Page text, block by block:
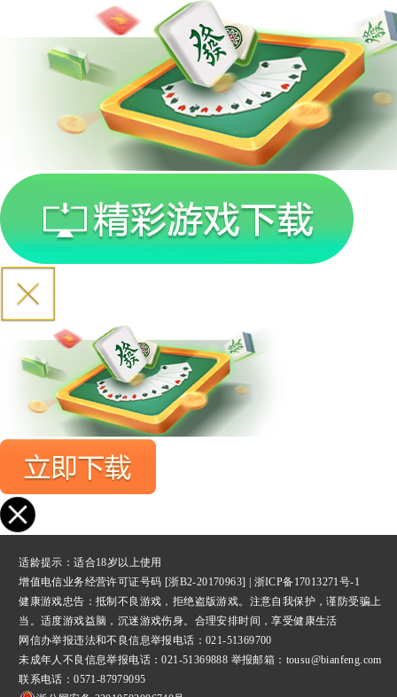
适龄提示：适合18岁以上使用
增值电信业务经营许可证号码 [浙B2-20170963] | 浙ICP备17013271号-1
健康游戏忠告：抵制不良游戏，拒绝盗版游戏。注意自我保护，谨防受骗上
当。适度游戏益脑，沉迷游戏伤身。合理安排时间，享受健康生活
网信办举报违法和不良信息举报 电话：021-51369700
未成年人不良信息举报电话：021-51369888 举报邮箱：tousu@bianfeng.com
联系电话：0571-87979095